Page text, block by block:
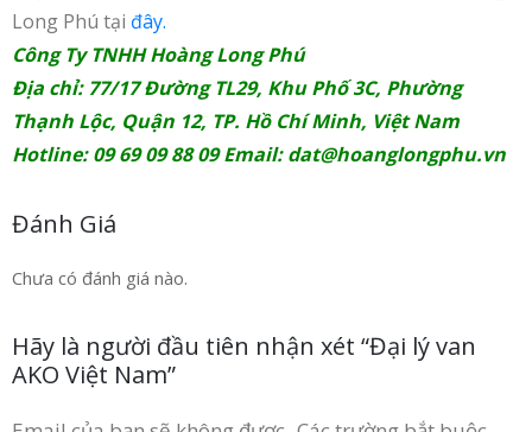
Long Phú tại đây.
Công Ty TNHH Hoàng Long Phú
Địa chỉ: 77/17 Đường TL29, Khu Phố 3C, Phường
Thạnh Lộc, Quận 12, TP. Hồ Chí Minh, Việt Nam
Hotline: 09 69 09 88 09 Email:dat@hoanglongphu.vn
Đánh Giá
Chưa có đánh giá nào.
Hãy là người đầu tiên nhận xét “Đại lý van
AKO Việt Nam”